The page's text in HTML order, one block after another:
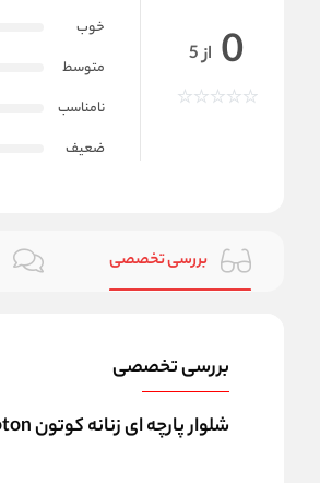
0 از 5
خوب
متوسط
نامناسب
ضعیف
بررسی تخصصی
بررسی تخصصی
شلوار پارچه ای زنانه کوتون Koton کد 6WAK40203UW